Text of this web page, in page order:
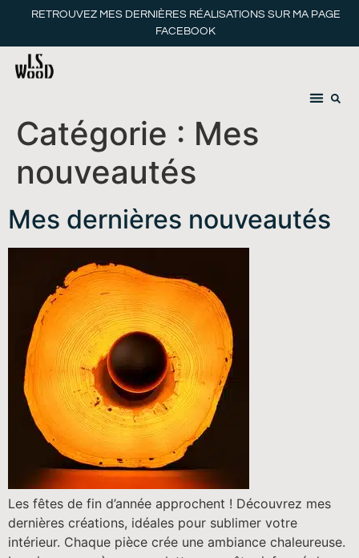
RETROUVEZ MES DERNIÈRES RÉALISATIONS SUR MA PAGE
FACEBOOK
Catégorie : Mes
nouveautés
Mes dernières nouveautés
Les fêtes de fin d’année approchent ! Découvrez mes
dernières créations, idéales pour sublimer votre
intérieur. Chaque pièce crée une ambiance chaleureuse.